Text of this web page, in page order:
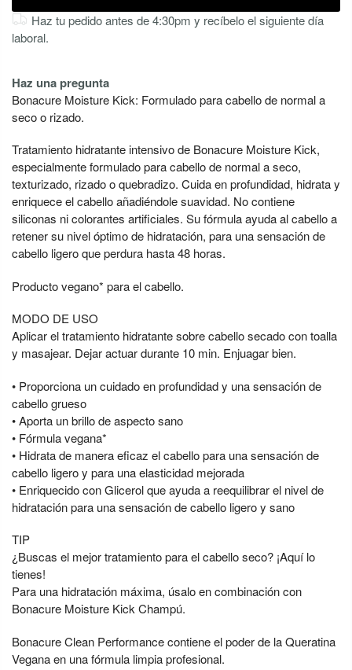
Haz tu pedido antes de 4:30pm y recíbelo el siguiente día
laboral.
Haz una pregunta
Bonacure Moisture Kick: Formulado para cabello de normal a
seco o rizado.
Tratamiento hidratante intensivo de Bonacure Moisture Kick,
especialmente formulado para cabello de normal a seco,
texturizado, rizado o quebradizo. Cuida en profundidad, hidrata y
enriquece el cabello añadiéndole suavidad. No contiene
siliconas ni colorantes artificiales. Su fórmula ayuda al cabello a
retener su nivel óptimo de hidratación, para una sensación de
cabello ligero que perdura hasta 48 horas.
Producto vegano* para el cabello.
MODO DE USO
Aplicar el tratamiento hidratante sobre cabello secado con toalla
y masajear. Dejar actuar durante 10 min. Enjuagar bien.
• Proporciona un cuidado en profundidad y una sensación de
cabello grueso
• Aporta un brillo de aspecto sano
• Fórmula vegana*
• Hidrata de manera eficaz el cabello para una sensación de
cabello ligero y para una elasticidad mejorada
• Enriquecido con Glicerol que ayuda a reequilibrar el nivel de
hidratación para una sensación de cabello ligero y sano
TIP
¿Buscas el mejor tratamiento para el cabello seco? ¡Aquí lo
tienes!
Para una hidratación máxima, úsalo en combinación con
Bonacure Moisture Kick Champú.
Bonacure Clean Performance contiene el poder de la Queratina
Vegana en una fórmula limpia profesional.